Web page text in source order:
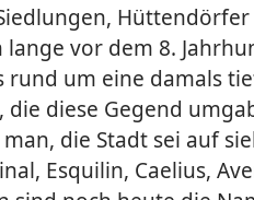
vor dem 8.
rund um eine damals
die diese Gegend
die Stadt sei auf
Esquilin, Caelius,